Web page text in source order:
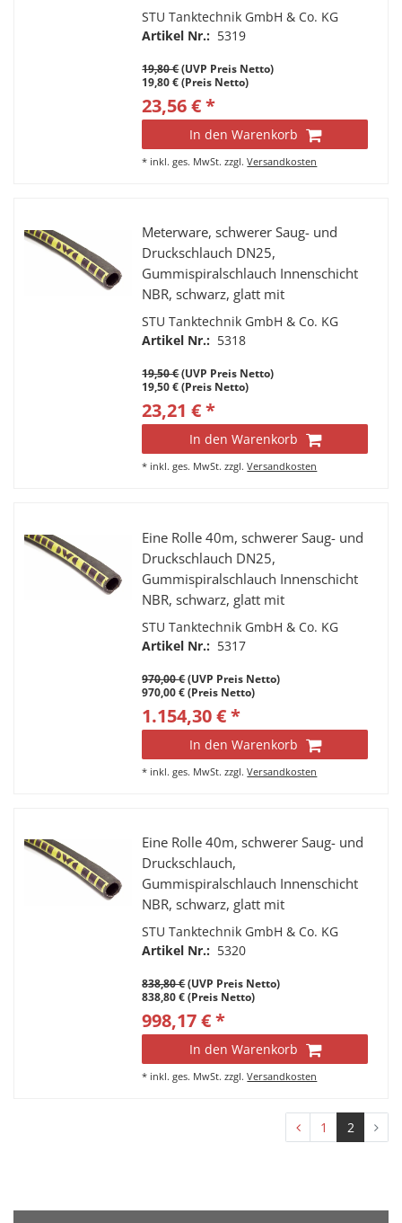
Texteileinlagen und verdeckt
liegender Spiralwendel Nennweite
Treibstoffe, Vergaserkraftstoff,
Petroleum, Diesel, Heizöl, Benzin,
Superbenzin, E10 mit einem
Aromatenanteil bis 50%
STU Tanktechnik GmbH & Co. KG
Artikel Nr.: 5319
19,80 €(UVP Preis Netto)
19,80 € (Preis Netto)
23,56 € *
In den Warenkorb
* inkl. ges. MwSt. zzgl.Versandkosten
Meterware, schwerer Saug- und
Druckschlauch DN25,
Gummispiralschlauch Innenschicht
NBR, schwarz, glatt mit
Texteileinlagen und verdeckt
liegender Spiralwendel Nennweite
Treibstoffe, Vergaserkraftstoff,
Petroleum, Diesel, Heizöl, Benzin,
Superbenzin, E10 mit einem
Aromatenanteil bis 50%
STU Tanktechnik GmbH & Co. KG
Artikel Nr.: 5318
19,50 €(UVP Preis Netto)
19,50 € (Preis Netto)
23,21 € *
In den Warenkorb
* inkl. ges. MwSt. zzgl.Versandkosten
Eine Rolle 40m, schwerer Saug- und
Druckschlauch DN25,
Gummispiralschlauch Innenschicht
NBR, schwarz, glatt mit
Texteileinlagen und verdeckt
liegender Spiralwendel Nennweite
Treibstoffe, Vergaserkraftstoff,
Petroleum, Diesel, Heizöl, Benzin,
Superbenzin, E10 mit einem
Aromatenanteil bis 50%
STU Tanktechnik GmbH & Co. KG
Artikel Nr.: 5317
970,00 €(UVP Preis Netto)
970,00 € (Preis Netto)
1.154,30 € *
In den Warenkorb
* inkl. ges. MwSt. zzgl.Versandkosten
Eine Rolle 40m, schwerer Saug- und
Druckschlauch,
Gummispiralschlauch Innenschicht
NBR, schwarz, glatt mit
Texteileinlagen und verdeckt
liegender Spiralwendel Nennweite
Treibstoffe, Vergaserkraftstoff,
Petroleum, Diesel, Heizöl, Benzin,
Superbenzin, E10 mit einem
Aromatenanteil bis 50%
STU Tanktechnik GmbH & Co. KG
Artikel Nr.: 5320
838,80 €(UVP Preis Netto)
838,80 € (Preis Netto)
998,17 € *
In den Warenkorb
* inkl. ges. MwSt. zzgl.Versandkosten
1 2